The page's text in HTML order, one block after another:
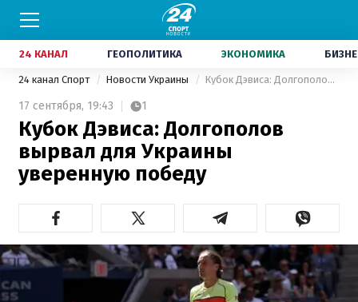
24 КАНАЛ ГЕОПОЛИТИКА ЭКОНОМИКА
24 канал Спорт Новости Украины Кубок Дэвиса: Долгополов вырвал для Украины уверенную победу
17 сентября, 19:43 1
Кубок Дэвиса: Долгополов
вырвал для Украины
уверенную победу